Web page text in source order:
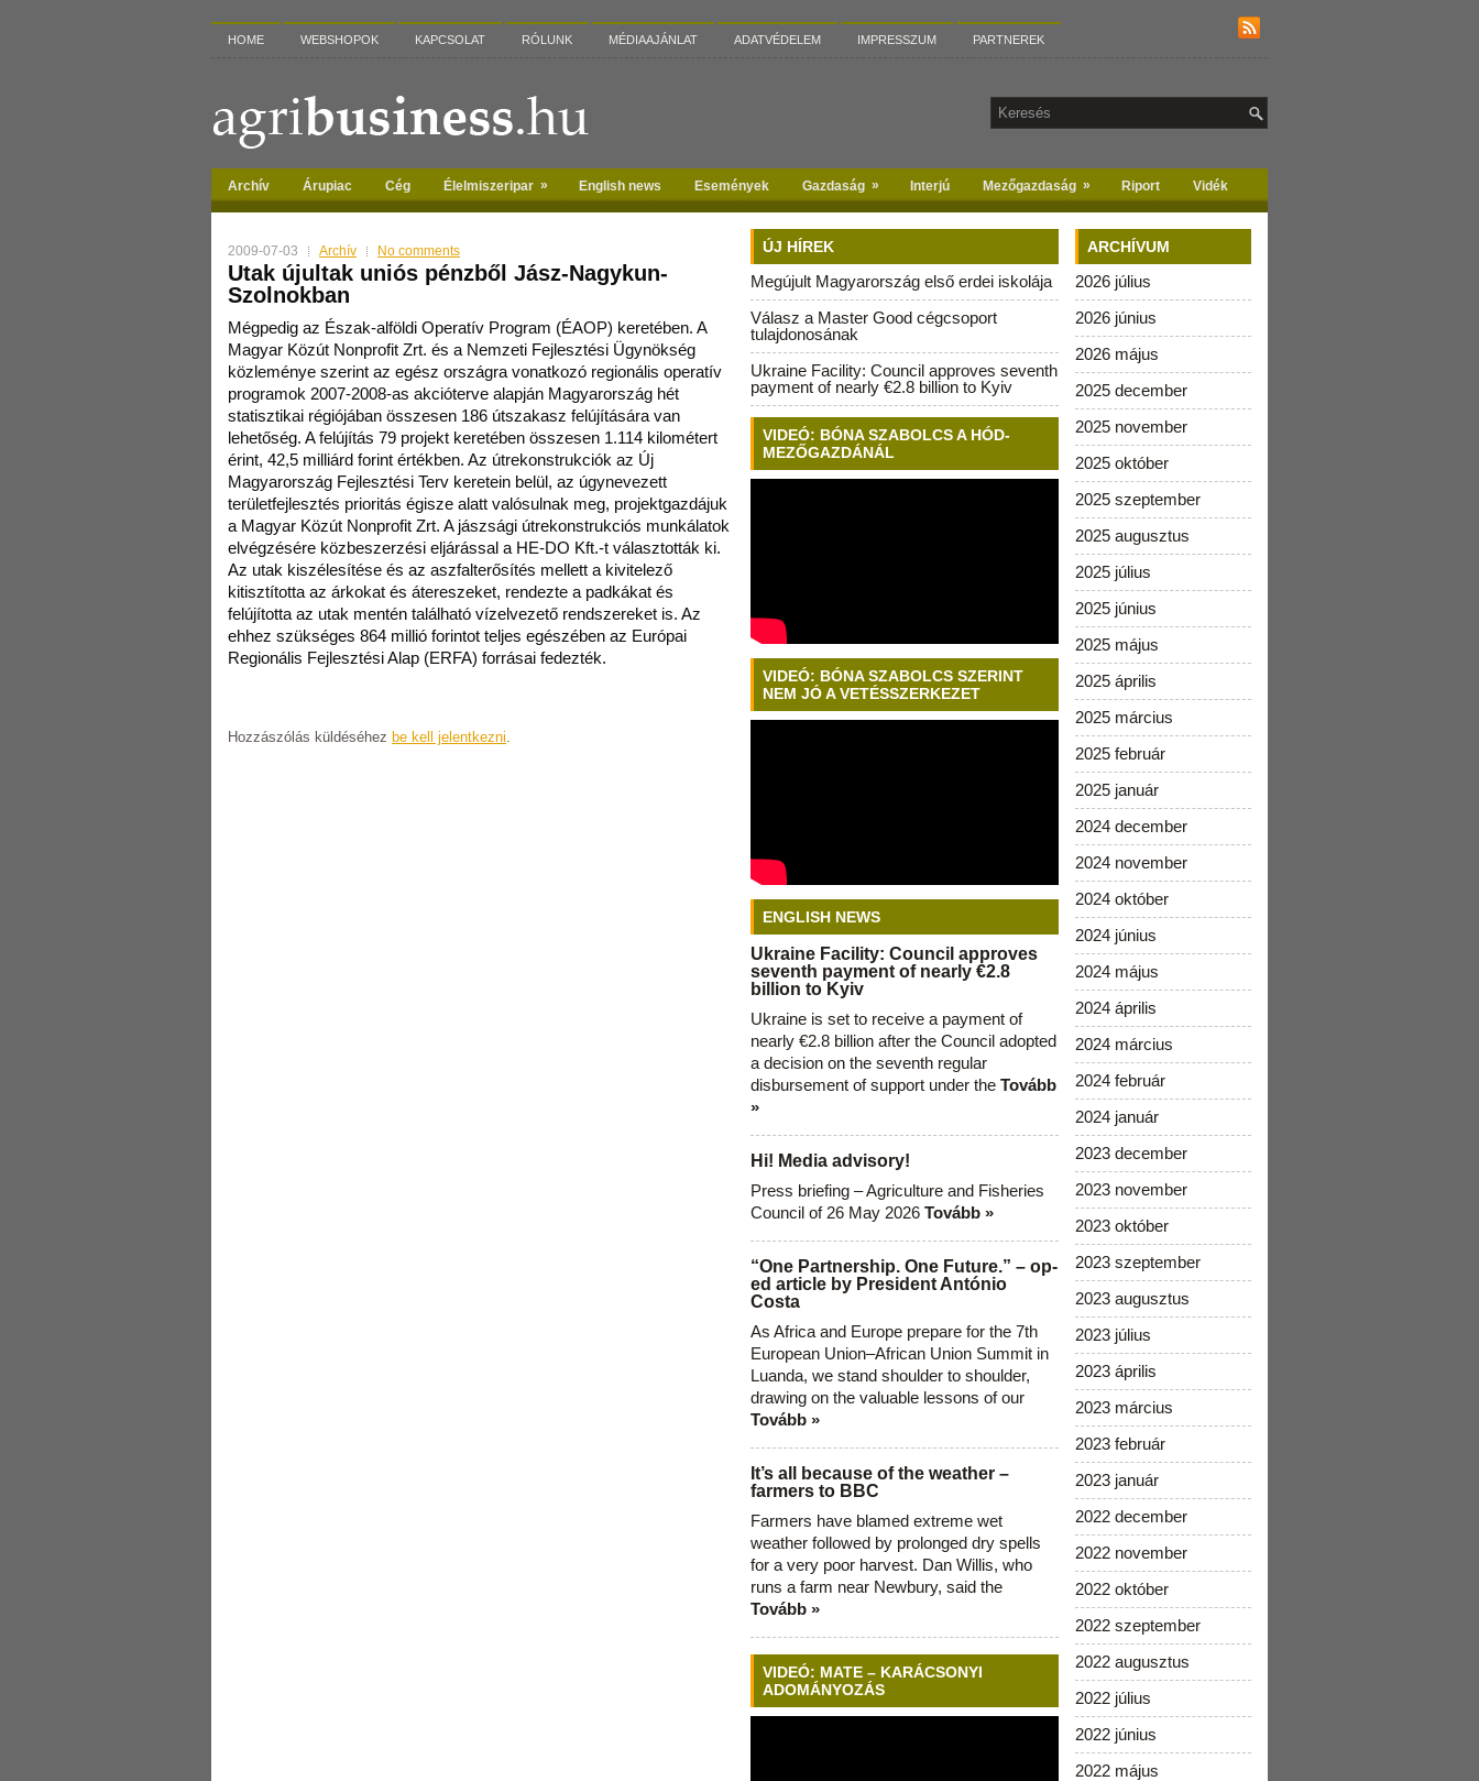
HOME WEBSHOPOK KAPCSOLAT RÓLUNK MÉDIAAJÁNLAT ADATVÉDELEM IMPRESSZUM PARTNEREK
Archív Árupiac Cég Élelmiszeripar » English news Események Gazdaság » Interjú Mezőgazdaság » Riport Vidék
2009-07-03 Archív No comments
Utak újultak uniós pénzből Jász-Nagykun-
Szolnokban
Mégpedig az Észak-alföldi Operatív Program (ÉAOP) keretében. A
Magyar Közút Nonprofit Zrt. és a Nemzeti Fejlesztési Ügynökség
közleménye szerint az egész országra vonatkozó regionális operatív
programok 2007-2008-as akcióterve alapján Magyarország hét
statisztikai régiójában összesen 186 útszakasz felújítására van
lehetőség. A felújítás 79 projekt keretében összesen 1.114 kilométert
érint, 42,5 milliárd forint értékben. Az útrekonstrukciók az Új
Magyarország Fejlesztési Terv keretein belül, az úgynevezett
területfejlesztés prioritás égisze alatt valósulnak meg, projektgazdájuk
a Magyar Közút Nonprofit Zrt. A jászsági útrekonstrukciós munkálatok
elvégzésére közbeszerzési eljárással a HE-DO Kft.-t választották ki.
Az utak kiszélesítése és az aszfalterősítés mellett a kivitelező
kitisztította az árkokat és átereszeket, rendezte a padkákat és
felújította az utak mentén található vízelvezető rendszereket is. Az
ehhez szükséges 864 millió forintot teljes egészében az Európai
Regionális Fejlesztési Alap (ERFA) forrásai fedezték.
Hozzászólás küldéséhez be kell jelentkezni.
ÚJ HÍREK
Megújult Magyarország első erdei iskolája
Válasz a Master Good cégcsoport
tulajdonosának
Ukraine Facility: Council approves seventh
payment of nearly €2.8 billion to Kyiv
VIDEÓ: BÓNA SZABOLCS A HÓD-
MEZŐGAZDÁNÁL
VIDEÓ: BÓNA SZABOLCS SZERINT
NEM JÓ A VETÉSSZERKEZET
ENGLISH NEWS
Ukraine Facility: Council approves
seventh payment of nearly €2.8
billion to Kyiv
Ukraine is set to receive a payment of
nearly €2.8 billion after the Council adopted
a decision on the seventh regular
disbursement of support under the Tovább
»
Hi! Media advisory!
Press briefing – Agriculture and Fisheries
Council of 26 May 2026 Tovább »
“One Partnership. One Future.” – op-
ed article by President António
Costa
As Africa and Europe prepare for the 7th
European Union–African Union Summit in
Luanda, we stand shoulder to shoulder,
drawing on the valuable lessons of our
Tovább »
It’s all because of the weather –
farmers to BBC
Farmers have blamed extreme wet
weather followed by prolonged dry spells
for a very poor harvest. Dan Willis, who
runs a farm near Newbury, said the
Tovább »
VIDEÓ: MATE – KARÁCSONYI
ADOMÁNYOZÁS
ARCHÍVUM
2026 július
2026 június
2026 május
2025 december
2025 november
2025 október
2025 szeptember
2025 augusztus
2025 július
2025 június
2025 május
2025 április
2025 március
2025 február
2025 január
2024 december
2024 november
2024 október
2024 június
2024 május
2024 április
2024 március
2024 február
2024 január
2023 december
2023 november
2023 október
2023 szeptember
2023 augusztus
2023 július
2023 április
2023 március
2023 február
2023 január
2022 december
2022 november
2022 október
2022 szeptember
2022 augusztus
2022 július
2022 június
2022 május